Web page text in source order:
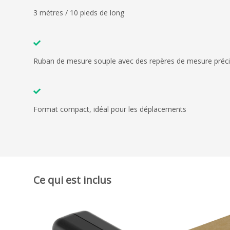
3 mètres / 10 pieds de long
Ruban de mesure souple avec des repères de mesure
Format compact, idéal pour les déplacements
Ce qui est inclus